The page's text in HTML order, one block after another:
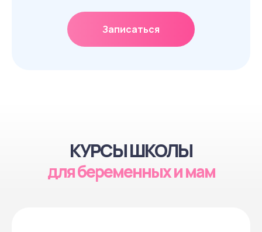
Записаться
КУРСЫ ШКОЛЫ
для беременных и мам